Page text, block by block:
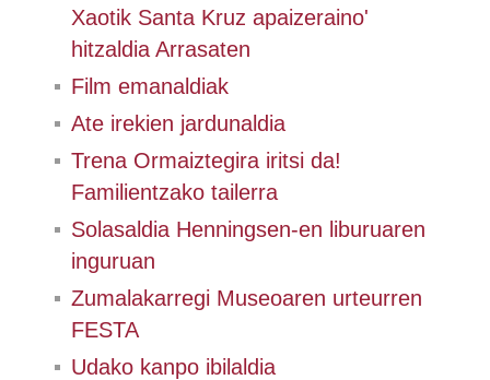
Xaotik Santa Kruz apaizeraino'
hitzaldia Arrasaten
Film emanaldiak
Ate irekien jardunaldia
Trena Ormaiztegira iritsi da!
Familientzako tailerra
Solasaldia Henningsen-en liburuaren
inguruan
Zumalakarregi Museoaren urteurren
FESTA
Udako kanpo ibilaldia